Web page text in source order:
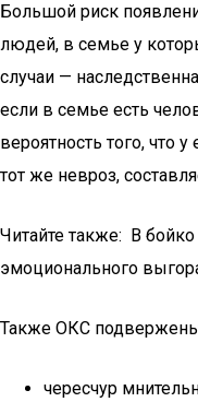
Большой риск
людей, в семье у
случаи —
если в семье есть
вероятность того, что
тот же невроз,
Читайте также: В
эмоционального
Также ОКС
чересчур